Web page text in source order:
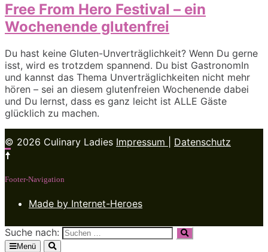
Free From Hero Festival – ein
Wochenende glutenfrei
Du hast keine Gluten-Unverträglichkeit? Wenn Du gerne
isst, wird es trotzdem spannend. Du bist GastronomIn
und kannst das Thema Unverträglichkeiten nicht mehr
hören – sei an diesem glutenfreien Wochenende dabei
und Du lernst, dass es ganz leicht ist ALLE Gäste
glücklich zu machen.
© 2026 Culinary Ladies Impressum Datenschutz
Footer-Navigation
Made by Internet-Heroes
Suche nach:
Menü